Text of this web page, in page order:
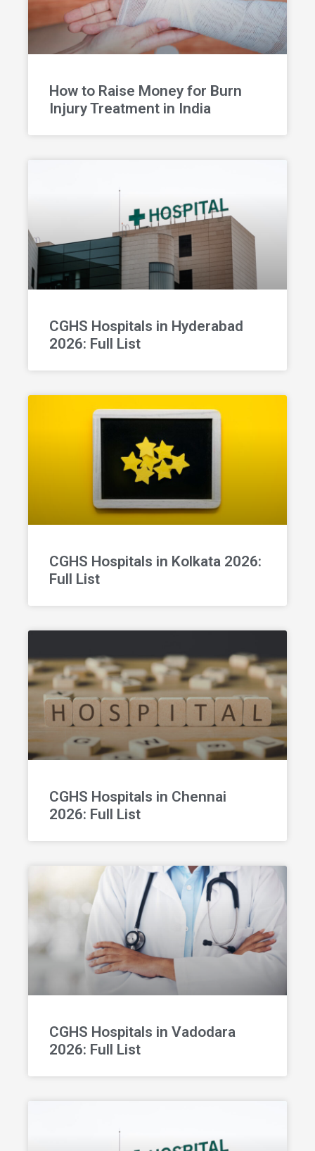
How to Raise Money for Burn
Injury Treatment in India
CGHS Hospitals in Hyderabad
2026: Full List
CGHS Hospitals in Kolkata 2026:
Full List
CGHS Hospitals in Chennai
2026: Full List
CGHS Hospitals in Vadodara
2026: Full List